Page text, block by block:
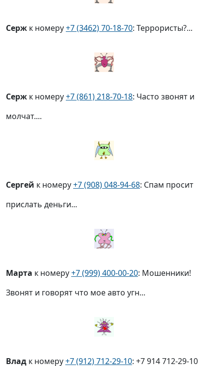
Серж к номеру+7 (3462) 70-18-70: Террористы?...
Серж к номеру+7 (861) 218-70-18: Часто звонят и
молчат....
Сергей к номеру+7 (908) 048-94-68: Спам просит
прислать деньги...
Марта к номеру+7 (999) 400-00-20: Мошенники!
Звонят и говорят что мое авто угн...
Влад к номеру+7 (912) 712-29-10: +7 914 712-29-10